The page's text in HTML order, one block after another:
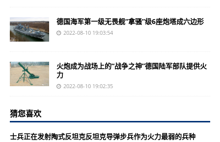
德国海军第一级无畏舰“拿骚”级6座炮塔成六边形
2022-08-10 19:03:54
火炮成为战场上的“战争之神”德国陆军部队提供火
力
2022-08-10 19:02:35
猜您喜欢
士兵正在发射陶式反坦克反坦克导弹步兵作为火力最弱的兵种